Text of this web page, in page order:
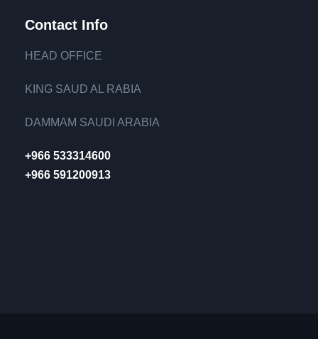
Contact Info
HEAD OFFICE
KING SAUD AL RABIA
DAMMAM SAUDI ARABIA
+966 533314600
+966 591200913